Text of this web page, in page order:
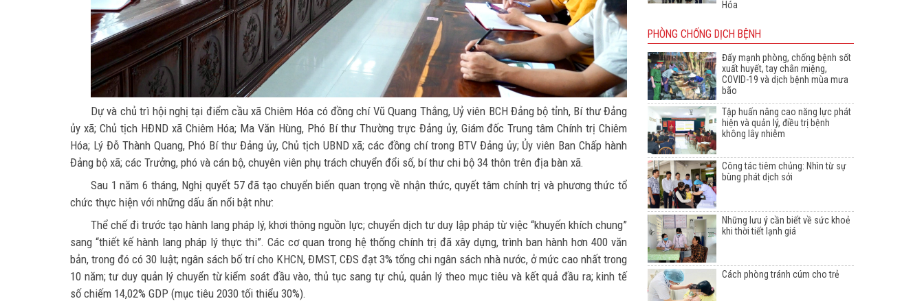
Dự và chủ trì hội nghị tại điểm cầu xã Chiêm Hóa có đồng chí Vũ Quang Thắng, Uỷ viên BCH Đảng bộ tỉnh, Bí thư Đảng
ủy xã; Chủ tịch HĐND xã Chiêm Hóa; Ma Văn Hùng, Phó Bí thư Thường trực Đảng ủy, Giám đốc Trung tâm Chính trị Chiêm
Hóa; Lý Đỗ Thành Quang, Phó Bí thư Đảng ủy, Chủ tịch UBND xã; các đồng chí trong BTV Đảng ủy; Ủy viên Ban Chấp hành
Đảng bộ xã; các Trưởng, phó và cán bộ, chuyên viên phụ trách chuyển đổi số, bí thư chi bộ 34 thôn trên địa bàn xã.
Sau 1 năm 6 tháng, Nghị quyết 57 đã tạo chuyển biến quan trọng về nhận thức, quyết tâm chính trị và phương thức tổ
chức thực hiện với những dấu ấn nổi bật như:
Thể chế đi trước tạo hành lang pháp lý, khơi thông nguồn lực; chuyển dịch tư duy lập pháp từ việc “khuyến khích chung”
sang “thiết kế hành lang pháp lý thực thi”. Các cơ quan trong hệ thống chính trị đã xây dựng, trình ban hành hơn 400 văn
bản, trong đó có 30 luật; ngân sách bố trí cho KHCN, ĐMST, CĐS đạt 3% tổng chi ngân sách nhà nước, ở mức cao nhất trong
10 năm; tư duy quản lý chuyển từ kiểm soát đầu vào, thủ tục sang tự chủ, quản lý theo mục tiêu và kết quả đầu ra; kinh tế
số chiếm 14,02% GDP (mục tiêu 2030 tối thiểu 30%).
Hóa
PHÒNG CHỐNG DỊCH BỆNH
Đẩy mạnh phòng, chống bệnh sốt
xuất huyết, tay chân miệng,
COVID-19 và dịch bệnh mùa mưa
bão
Tập huấn nâng cao năng lực phát
hiện và quản lý, điều trị bệnh
không lây nhiễm
Công tác tiêm chủng: Nhìn từ sự
bùng phát dịch sởi
Những lưu ý cần biết về sức khoẻ
khi thời tiết lạnh giá
Cách phòng tránh cúm cho trẻ